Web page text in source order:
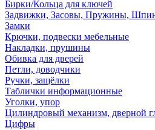
Бирки/Кольца для ключей
Задвижки, Засовы, Пружины,
Замки
Крючки, подвески мебельные
Накладки, прушины
Обивка для дверей
Петли, доводчики
Ручки, защёлки
Таблички информационные
Уголки, упор
Цилиндровый механизм, дверной
Цифры